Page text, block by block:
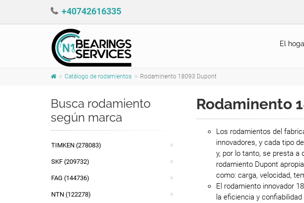
+40742616335
El
Catálogo de rodamientos Rodaminento 18093 Dupont
Rodaminento
Los rodamientos del
innovadores, y cada tipo
y, por lo tanto, se presta a
rodamiento Dupont
como: carga, velocidad,
El rodamiento innovador
la eficiencia y
Busca rodamiento
según marca
TIMKEN (278083)
SKF (209732)
FAG (144736)
NTN (122278)